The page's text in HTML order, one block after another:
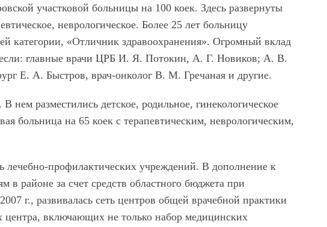
участковой больницы на 100 коек. Здесь развернуты
неврологическое. Более 25 лет больницу
категории, «Отличник здравоохранения». Огромный вклад
главные врачи ЦРБ И. Я. Потокин, А. Г. Новиков; А. В.
Е. А. Быстров, врач-онколог В. М. Гречаная и другие.
разместились детское, родильное, гинекологическое
больница на 65 коек с терапевтическим, неврологическим,
лечебно-профилактических учреждений. В дополнение к
районе за счет средств областного бюджета при
г., развивалась сеть центров общей врачебной практики
включающих не только набор медицинских